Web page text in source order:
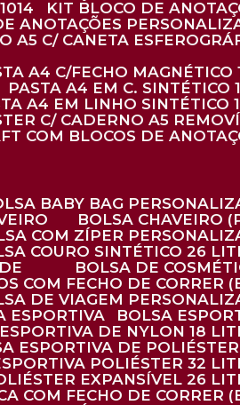
KIT BLOCO DE
ANOTAÇÕES
A5 C/ CANETA
A4 C/FECHO MAGNÉTICO
PASTA A4 EM C. SINTÉTICO
A4 EM LINHO SINTÉTICO
C/ CADERNO A5
COM BLOCOS DE
BABY BAG
BOLSA CHAVEIRO
COM ZÍPER
COURO SINTÉTICO 26
BOLSA DE
COM FECHO DE CORRER
DE VIAGEM
ESPORTIVA
BOLSA
ESPORTIVA DE NYLON 18
ESPORTIVA DE
POLIÉSTER 32
EXPANSÍVEL 26
COM FECHO DE CORRER